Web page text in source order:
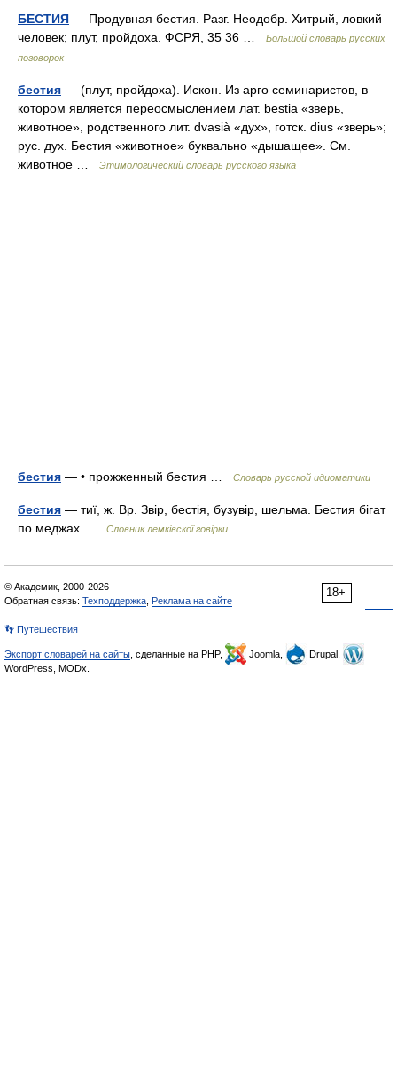
БЕСТИЯ — Продувная бестия. Разг. Неодобр. Хитрый, ловкий
человек; плут, пройдоха. ФСРЯ, 35 36 …
Большой словарь русских
поговорок
бестия — (плут, пройдоха). Искон. Из арго семинаристов, в
котором является переосмыслением лат. bestia «зверь,
животное», родственного лит. dvasià «дух», готск. dius «зверь»;
рус. дух. Бестия «животное» буквально «дышащее». См.
животное …
Этимологический словарь русского языка
бестия — • прожженный бестия … Словарь русской идиоматики
бестия — тиї, ж. Вр. Звір, бестія, бузувір, шельма. Бестия бігат
по меджах …
Словник лемківскої говірки
18+
© Академик, 2000-2026
Обратная связь: Техподдержка Реклама на сайте
👣 Путешествия
Экспорт словарей на сайты , сделанные на PHP, Joomla,
Drupal,
WordPress, MODx.